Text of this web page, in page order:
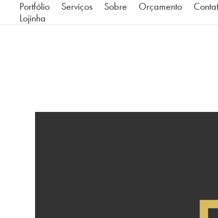
Portfólio Serviços Sobre Orçamento
Lojinha